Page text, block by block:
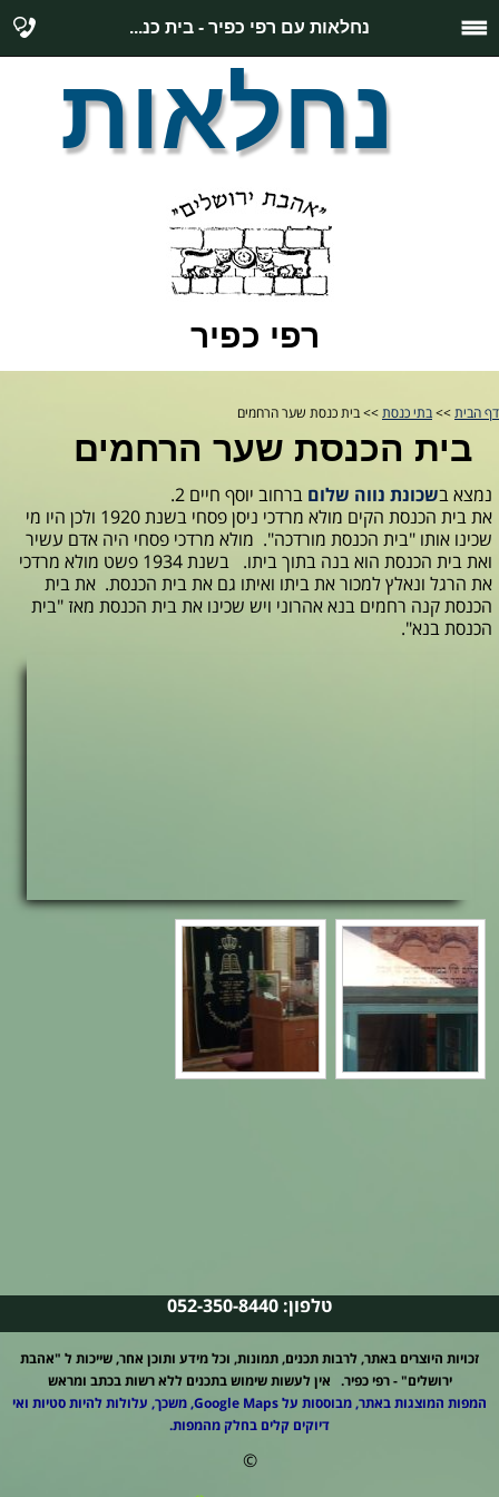
נחלאות עם רפי כפיר - בית כנ...
נחלאות
רפי כפיר
דף הבית >> בתי כנסת >> בית כנסת שער הרחמים
בית הכנסת שער הרחמים
נמצא בשכונת נווה שלום ברחוב יוסף חיים 2.
את בית הכנסת הקים מולא מרדכי ניסן פסחי בשנת 1920 ולכן היו מי
שכינו אותו "בית הכנסת מורדכה". מולא מרדכי פסחי היה אדם עשיר
ואת בית הכנסת הוא בנה בתוך ביתו. בשנת 1934 פשט מולא מרדכי
את הרגל ונאלץ למכור את ביתו ואיתו גם את בית הכנסת. את בית
הכנסת קנה רחמים בנא אהרוני ויש שכינו את בית הכנסת מאז "בית
הכנסת בנא".
טלפון: 052-350-8440
זכויות היוצרים באתר, לרבות תכנים, תמונות, וכל מידע ותוכן אחר, שייכות ל "אהבת
ירושלים" - רפי כפיר. אין לעשות שימוש בתכנים ללא רשות בכתב ומראש
המפות המוצגות באתר, מבוססות על Google Maps, משכך, עלולות להיות סטיות ואי
דיוקים קלים בחלק מהמפות.
©